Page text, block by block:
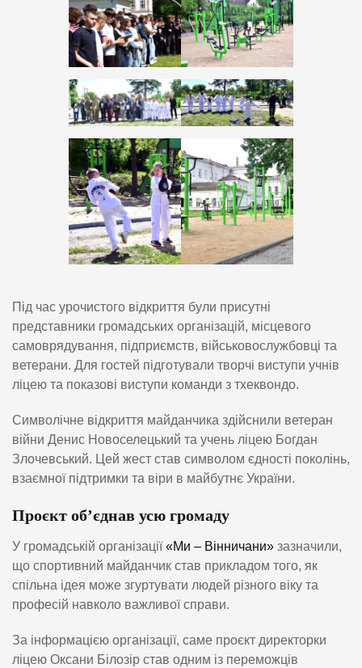
Під час урочистого відкриття були присутні
представники громадських організацій, місцевого
самоврядування, підприємств, військовослужбовці та
ветерани. Для гостей підготували творчі виступи учнів
ліцею та показові виступи команди з тхеквондо.
Символічне відкриття майданчика здійснили ветеран
війни Денис Новоселецький та учень ліцею Богдан
Злочевський. Цей жест став символом єдності поколінь,
взаємної підтримки та віри в майбутнє України.
Проєкт об’єднав усю громаду
У громадській організації«Ми – Вінничани» зазначили,
що спортивний майданчик став прикладом того, як
спільна ідея може згуртувати людей різного віку та
професій навколо важливої справи.
За інформацією організації, саме проєкт директорки
ліцею Оксани Білозір став одним із переможців